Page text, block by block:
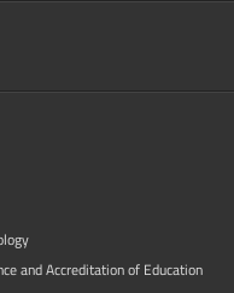
and Accreditation of Education